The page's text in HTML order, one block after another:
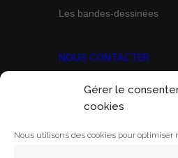
Gérer le
cookies
Nous utilisons des cookies pour optimiser
Les bandes-dessinées
NOUS CONTACTER
ACORAM
Ecole Militaire, Case D